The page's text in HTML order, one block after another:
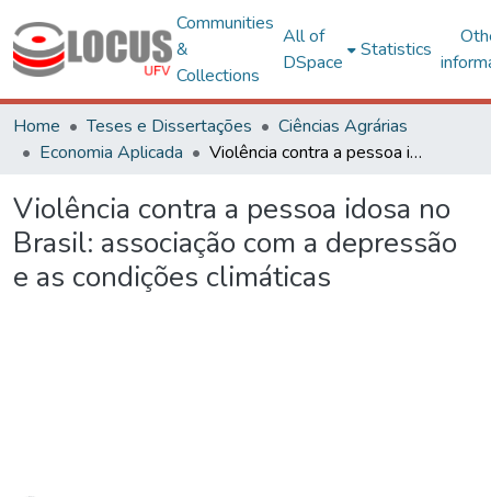
Communities
&
Collections
All of
DSpace
Statistics
Home Teses e Dissertações
Ciências Agrárias
Economia Aplicada
Violência contra a pessoa idosa no Brasil: associação com a depressão e as condições climáticas
Violência contra a pessoa idosa no
Brasil: associação com a depressão
e as condições climáticas